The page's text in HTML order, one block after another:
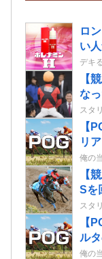
ロ
い
持
デキ
【
な
を
スタ
【
リ
ス
俺の
【
Sを
スタ
【
ル
情報
俺の